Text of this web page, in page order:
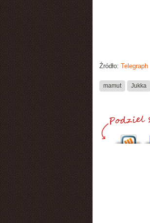
Źródło: Telegraph
mamut Jukka